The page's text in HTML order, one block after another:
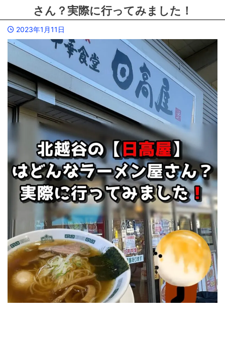
さん？実際に行ってみました！
2023年1月11日